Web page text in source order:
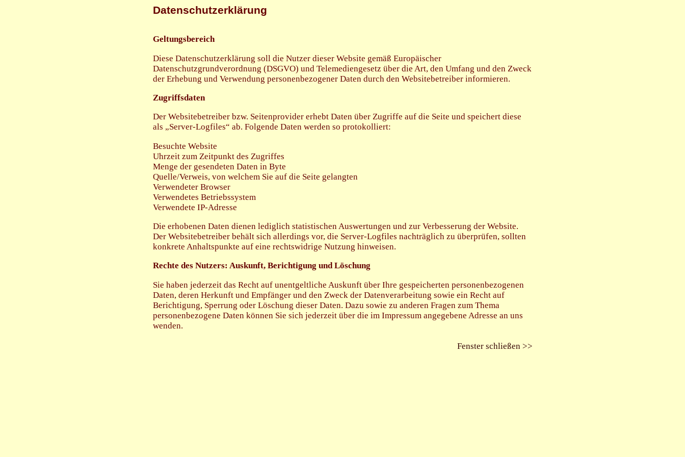
Datenschutzerklärung
Geltungsbereich
Diese Datenschutzerklärung soll die Nutzer dieser Website gemäß Europäischer
Datenschutzgrundverordnung (DSGVO) und Telemediengesetz über die Art, den Umfang und den Zweck
der Erhebung und Verwendung personenbezogener Daten durch den Websitebetreiber informieren.
Zugriffsdaten
Der Websitebetreiber bzw. Seitenprovider erhebt Daten über Zugriffe auf die Seite und speichert diese
als „Server-Logfiles“ ab. Folgende Daten werden so protokolliert:
Besuchte Website
Uhrzeit zum Zeitpunkt des Zugriffes
Menge der gesendeten Daten in Byte
Quelle/Verweis, von welchem Sie auf die Seite gelangten
Verwendeter Browser
Verwendetes Betriebssystem
Verwendete IP-Adresse
Die erhobenen Daten dienen lediglich statistischen Auswertungen und zur Verbesserung der Website.
Der Websitebetreiber behält sich allerdings vor, die Server-Logfiles nachträglich zu überprüfen, sollten
konkrete Anhaltspunkte auf eine rechtswidrige Nutzung hinweisen.
Rechte des Nutzers: Auskunft, Berichtigung und Löschung
Sie haben jederzeit das Recht auf unentgeltliche Auskunft über Ihre gespeicherten personenbezogenen
Daten, deren Herkunft und Empfänger und den Zweck der Datenverarbeitung sowie ein Recht auf
Berichtigung, Sperrung oder Löschung dieser Daten. Dazu sowie zu anderen Fragen zum Thema
personenbezogene Daten können Sie sich jederzeit über die im Impressum angegebene Adresse an uns
wenden.
Fenster schließen >>